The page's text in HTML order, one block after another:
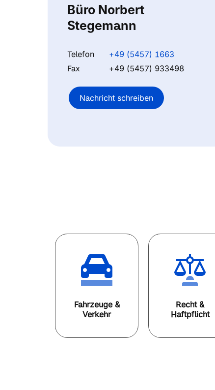
Büro Norbert
Stegemann
Telefon
+49 (5457) 1663
Fax
+49 (5457) 933498
Nachricht schreiben
Fahrzeuge &
Verkehr
Recht &
Haftpflicht